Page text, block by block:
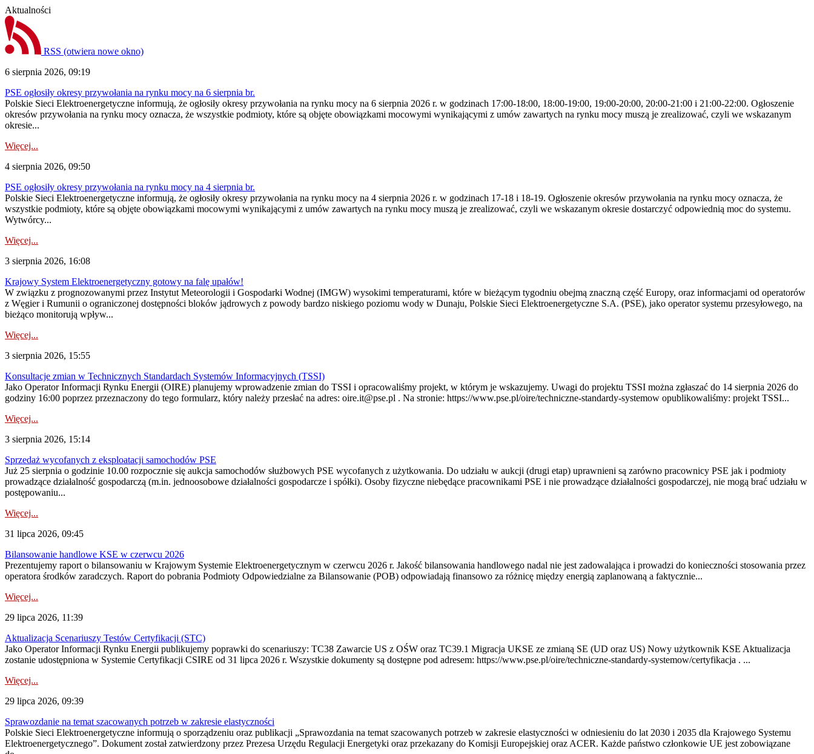
Aktualności
RSS (otwiera nowe okno)
6 sierpnia 2026, 09:19
PSE ogłosiły okresy przywołania na rynku mocy na 6 sierpnia br.
Polskie Sieci Elektroenergetyczne informują, że ogłosiły okresy przywołania na rynku mocy na 6 sierpnia 2026 r. w godzinach 17:00-18:00, 18:00-19:00, 19:00-20:00, 20:00-21:00 i 21:00-22:00. Ogłoszenie
okresów przywołania na rynku mocy oznacza, że wszystkie podmioty, które są objęte obowiązkami mocowymi wynikającymi z umów zawartych na rynku mocy muszą je zrealizować, czyli we wskazanym
okresie...
Więcej...
4 sierpnia 2026, 09:50
PSE ogłosiły okresy przywołania na rynku mocy na 4 sierpnia br.
Polskie Sieci Elektroenergetyczne informują, że ogłosiły okresy przywołania na rynku mocy na 4 sierpnia 2026 r. w godzinach 17-18 i 18-19. Ogłoszenie okresów przywołania na rynku mocy oznacza, że
wszystkie podmioty, które są objęte obowiązkami mocowymi wynikającymi z umów zawartych na rynku mocy muszą je zrealizować, czyli we wskazanym okresie dostarczyć odpowiednią moc do systemu.
Wytwórcy...
Więcej...
3 sierpnia 2026, 16:08
Krajowy System Elektroenergetyczny gotowy na falę upałów!
W związku z prognozowanymi przez Instytut Meteorologii i Gospodarki Wodnej (IMGW) wysokimi temperaturami, które w bieżącym tygodniu obejmą znaczną część Europy, oraz informacjami od operatorów
z Węgier i Rumunii o ograniczonej dostępności bloków jądrowych z powody bardzo niskiego poziomu wody w Dunaju, Polskie Sieci Elektroenergetyczne S.A. (PSE), jako operator systemu przesyłowego, na
bieżąco monitorują wpływ...
Więcej...
3 sierpnia 2026, 15:55
Konsultacje zmian w Technicznych Standardach Systemów Informacyjnych (TSSI)
Jako Operator Informacji Rynku Energii (OIRE) planujemy wprowadzenie zmian do TSSI i opracowaliśmy projekt, w którym je wskazujemy. Uwagi do projektu TSSI można zgłaszać do 14 sierpnia 2026 do
godziny 16:00 poprzez przeznaczony do tego formularz, który należy przesłać na adres: oire.it@pse.pl . Na stronie: https://www.pse.pl/oire/techniczne-standardy-systemow opublikowaliśmy: projekt TSSI...
Więcej...
3 sierpnia 2026, 15:14
Sprzedaż wycofanych z eksploatacji samochodów PSE
Już 25 sierpnia o godzinie 10.00 rozpocznie się aukcja samochodów służbowych PSE wycofanych z użytkowania. Do udziału w aukcji (drugi etap) uprawnieni są zarówno pracownicy PSE jak i podmioty
prowadzące działalność gospodarczą (m.in. jednoosobowe działalności gospodarcze i spółki). Osoby fizyczne niebędące pracownikami PSE i nie prowadzące działalności gospodarczej, nie mogą brać udziału w
postępowaniu...
Więcej...
31 lipca 2026, 09:45
Bilansowanie handlowe KSE w czerwcu 2026
Prezentujemy raport o bilansowaniu w Krajowym Systemie Elektroenergetycznym w czerwcu 2026 r. Jakość bilansowania handlowego nadal nie jest zadowalająca i prowadzi do konieczności stosowania przez
operatora środków zaradczych. Raport do pobrania Podmioty Odpowiedzialne za Bilansowanie (POB) odpowiadają finansowo za różnicę między energią zaplanowaną a faktycznie...
Więcej...
29 lipca 2026, 11:39
Aktualizacja Scenariuszy Testów Certyfikacji (STC)
Jako Operator Informacji Rynku Energii publikujemy poprawki do scenariuszy: TC38 Zawarcie US z OŚW oraz TC39.1 Migracja UKSE ze zmianą SE (UD oraz US) Nowy użytkownik KSE Aktualizacja
zostanie udostępniona w Systemie Certyfikacji CSIRE od 31 lipca 2026 r. Wszystkie dokumenty są dostępne pod adresem: https://www.pse.pl/oire/techniczne-standardy-systemow/certyfikacja . ...
Więcej...
29 lipca 2026, 09:39
Sprawozdanie na temat szacowanych potrzeb w zakresie elastyczności
Polskie Sieci Elektroenergetyczne informują o sporządzeniu oraz publikacji „Sprawozdania na temat szacowanych potrzeb w zakresie elastyczności w odniesieniu do lat 2030 i 2035 dla Krajowego Systemu
Elektroenergetycznego”. Dokument został zatwierdzony przez Prezesa Urzędu Regulacji Energetyki oraz przekazany do Komisji Europejskiej oraz ACER. Każde państwo członkowie UE jest zobowiązane